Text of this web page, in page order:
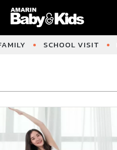
SCHOOL VISIT